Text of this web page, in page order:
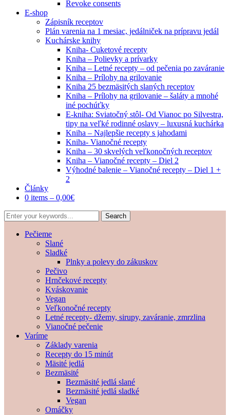
Revoke consents
E-shop
Zápisník receptov
Plán varenia na 1 mesiac, jedálniček na prípravu jedál
Kuchárske knihy
Kniha- Cuketové recepty
Kniha – Polievky a prívarky
Kniha – Letné recepty – od pečenia po zaváranie
Kniha – Prílohy na grilovanie
Kniha 25 bezmäsitých slaných receptov
Kniha – Prílohy na grilovanie – šaláty a mnohé
iné pochúťky
E-kniha: Sviatočný stôl- Od Vianoc po Silvestra,
tipy na veľké rodinné oslavy – luxusná kuchárka
Kniha – Najlepšie recepty s jahodami
Kniha- Vianočné recepty
Kniha – 30 skvelých veľkonočných receptov
Kniha – Vianočné recepty – Diel 2
Výhodné balenie – Vianočné recepty – Diel 1 +
2
Články
0 items – 0,00€
Pečieme
Slané
Sladké
Plnky a polevy do zákuskov
Pečivo
Hrnčekové recepty
Kváskovanie
Vegan
Veľkonočné recepty
Letné recepty- džemy, sirupy, zaváranie, zmrzlina
Vianočné pečenie
Varíme
Základy varenia
Recepty do 15 minút
Mäsité jedlá
Bezmäsité
Bezmäsité jedlá slané
Bezmäsité jedlá sladké
Vegan
Omáčky